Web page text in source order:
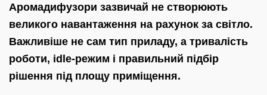
Аромадифузори зазвичай не створюють
великого навантаження на рахунок за світло.
Важливіше не сам тип приладу, а тривалість
роботи, idle-режим і правильний підбір
рішення під площу приміщення.